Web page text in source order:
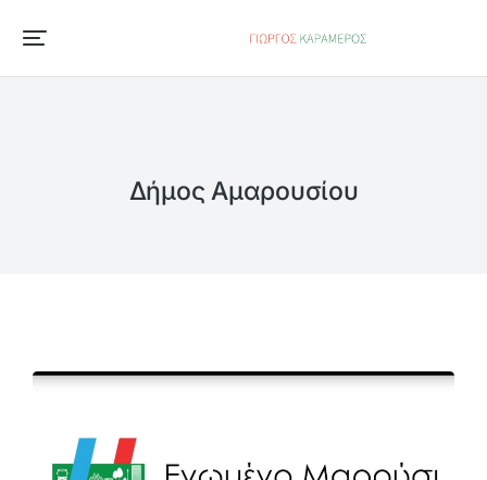
Δήμος Αμαρουσίου